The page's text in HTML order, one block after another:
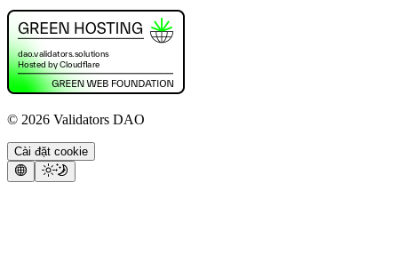
© 2026 Validators DAO
Cài đặt cookie